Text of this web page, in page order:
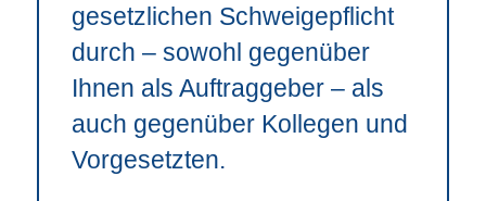
gesetzlichen Schweigepflicht
durch – sowohl gegenüber
Ihnen als Auftraggeber – als
auch gegenüber Kollegen und
Vorgesetzten.